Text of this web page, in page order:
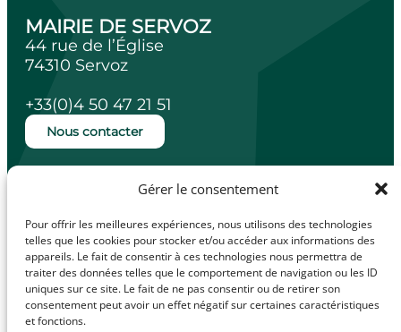
Gérer le consentement
Pour offrir les meilleures expériences, nous utilisons des technologies
telles que les cookies pour stocker et/ou accéder aux informations des
appareils. Le fait de consentir à ces technologies nous permettra de
traiter des données telles que le comportement de navigation ou les ID
uniques sur ce site. Le fait de ne pas consentir ou de retirer son
consentement peut avoir un effet négatif sur certaines caractéristiques
et fonctions.
MAIRIE DE SERVOZ
44 rue de l’Église
74310 Servoz
+33(0)4 50 47 21 51
Nous contacter
Lundi, mardi, jeudi et vendredi de 14h à
Mercredi de 10h à 12h.
facebook